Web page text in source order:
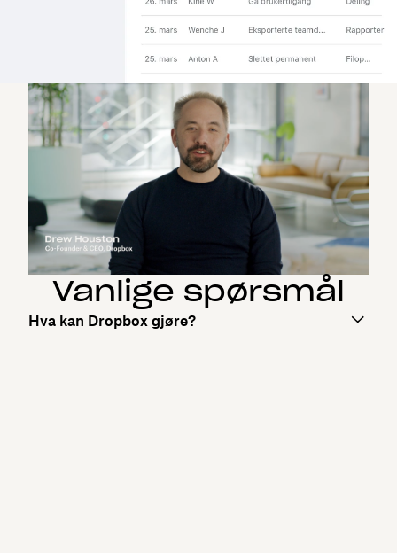
Vanlige spørsmål
Hva kan Dropbox gjøre?